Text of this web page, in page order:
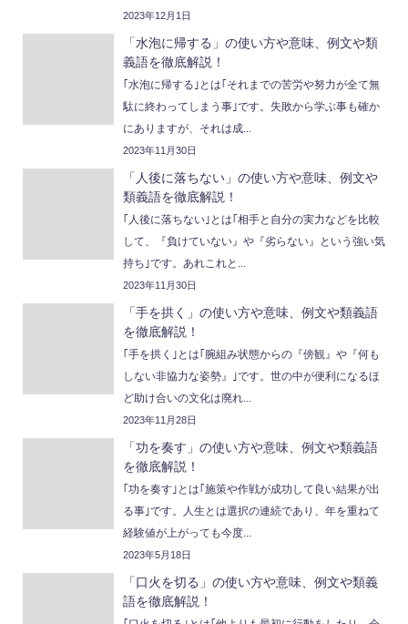
2023年12月1日
「水泡に帰する」の使い方や意味、例文や類
義語を徹底解説！
｢水泡に帰する｣とは｢それまでの苦労や努力が全て無
駄に終わってしまう事｣です。失敗から学ぶ事も確か
にありますが、それは成...
2023年11月30日
「人後に落ちない」の使い方や意味、例文や
類義語を徹底解説！
｢人後に落ちない｣とは｢相手と自分の実力などを比較
して、『負けていない』や『劣らない』という強い気
持ち｣です。あれこれと...
2023年11月30日
「手を拱く」の使い方や意味、例文や類義語
を徹底解説！
｢手を拱く｣とは｢腕組み状態からの『傍観』や『何も
しない非協力な姿勢』｣です。世の中が便利になるほ
ど助け合いの文化は廃れ...
2023年11月28日
「功を奏す」の使い方や意味、例文や類義語
を徹底解説！
｢功を奏す｣とは｢施策や作戦が成功して良い結果が出
る事｣です。人生とは選択の連続であり、年を重ねて
経験値が上がっても今度...
2023年5月18日
「口火を切る」の使い方や意味、例文や類義
語を徹底解説！